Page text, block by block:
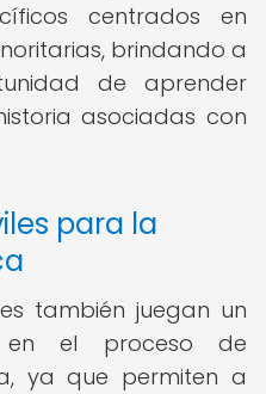
centrados en
brindando a
de aprender
asociadas con
para la
también juegan un
en el proceso de
ya que permiten a